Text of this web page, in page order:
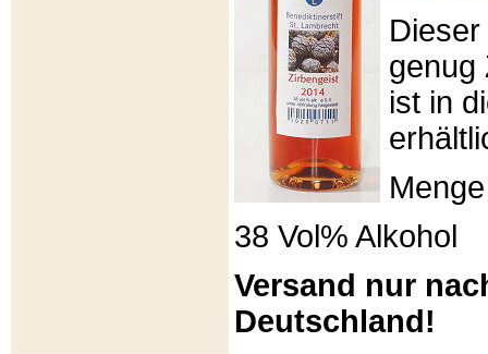
genug
ist in
38 Vol% Alkohol
Versand nur
Deutschland!